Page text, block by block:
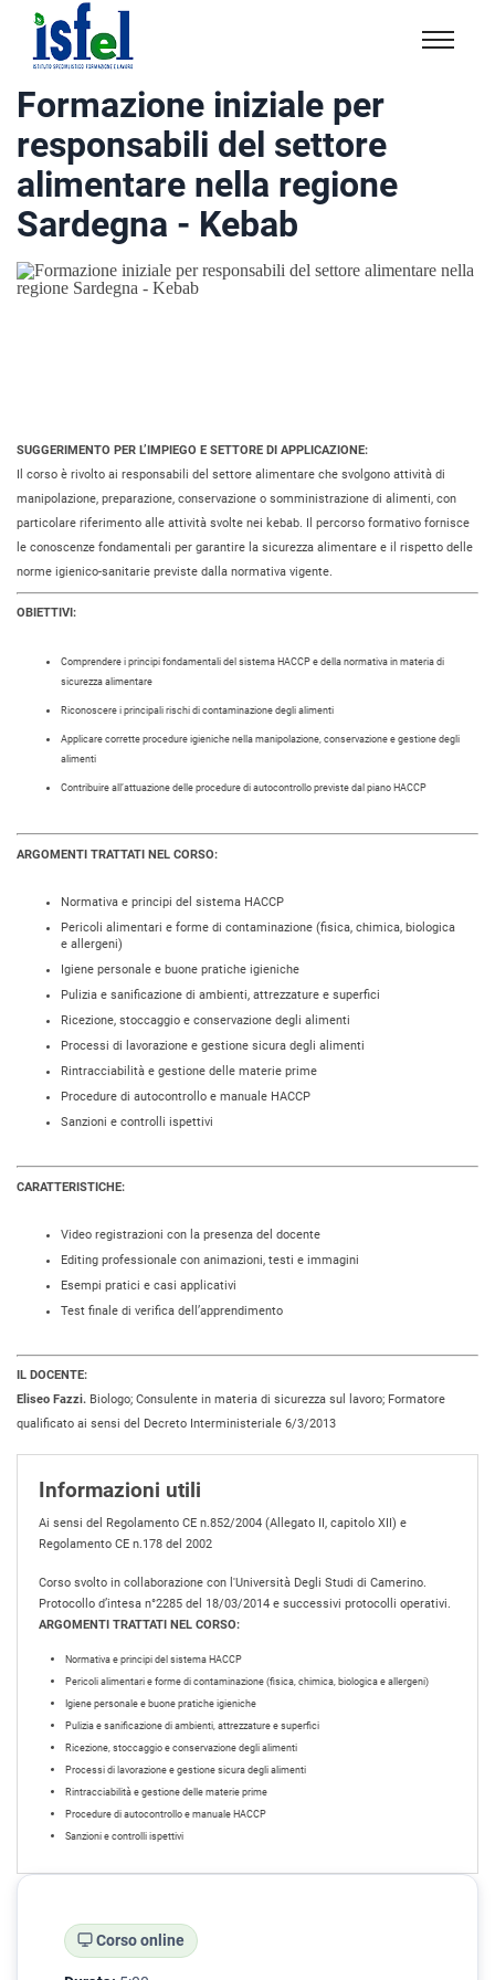
Isfel
Istituto
specialistico
formazione
e
lavoro
Formazione iniziale per
responsabili del settore
alimentare nella regione
Sardegna - Kebab
SUGGERIMENTO PER L’IMPIEGO E SETTORE DI APPLICAZIONE:
Il corso è rivolto ai responsabili del settore alimentare che svolgono attività di
manipolazione, preparazione, conservazione o somministrazione di alimenti, con
particolare riferimento alle attività svolte nei kebab. Il percorso formativo fornisce
le conoscenze fondamentali per garantire la sicurezza alimentare e il rispetto delle
norme igienico-sanitarie previste dalla normativa vigente.
OBIETTIVI:
Comprendere i principi fondamentali del sistema HACCP e della normativa in materia di
sicurezza alimentare
Riconoscere i principali rischi di contaminazione degli alimenti
Applicare corrette procedure igieniche nella manipolazione, conservazione e gestione degli
alimenti
Contribuire all’attuazione delle procedure di autocontrollo previste dal piano HACCP
ARGOMENTI TRATTATI NEL CORSO:
Normativa e principi del sistema HACCP
Pericoli alimentari e forme di contaminazione (fisica, chimica, biologica
e allergeni)
Igiene personale e buone pratiche igieniche
Pulizia e sanificazione di ambienti, attrezzature e superfici
Ricezione, stoccaggio e conservazione degli alimenti
Processi di lavorazione e gestione sicura degli alimenti
Rintracciabilità e gestione delle materie prime
Procedure di autocontrollo e manuale HACCP
Sanzioni e controlli ispettivi
CARATTERISTICHE:
Video registrazioni con la presenza del docente
Editing professionale con animazioni, testi e immagini
Esempi pratici e casi applicativi
Test finale di verifica dell’apprendimento
IL DOCENTE:
Eliseo Fazzi. Biologo; Consulente in materia di sicurezza sul lavoro; Formatore
qualificato ai sensi del Decreto Interministeriale 6/3/2013
Informazioni utili
Ai sensi del Regolamento CE n.852/2004 (Allegato II, capitolo XII) e
Regolamento CE n.178 del 2002
Corso svolto in collaborazione con l'Università Degli Studi di Camerino.
Protocollo d’intesa n°2285 del 18/03/2014 e successivi protocolli operativi.
ARGOMENTI TRATTATI NEL CORSO:
Normativa e principi del sistema HACCP
Pericoli alimentari e forme di contaminazione (fisica, chimica, biologica e allergeni)
Igiene personale e buone pratiche igieniche
Pulizia e sanificazione di ambienti, attrezzature e superfici
Ricezione, stoccaggio e conservazione degli alimenti
Processi di lavorazione e gestione sicura degli alimenti
Rintracciabilità e gestione delle materie prime
Procedure di autocontrollo e manuale HACCP
Sanzioni e controlli ispettivi
Corso online